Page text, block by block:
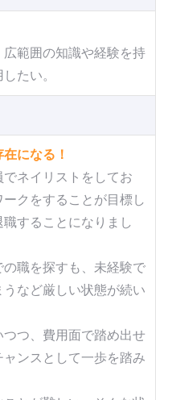
範囲の知識や経験を持
たい。
になる！
ネイリストをしてお
クをすることが目標し
することになりまし
職を探すも、未経験で
など厳しい状態が続い
つ、費用面で踏め出せ
ンスとして一歩を踏み